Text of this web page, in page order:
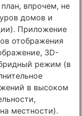
впрочем, не
домов и
Приложение
отображения
3D-
режим (в
в высоком
местности).